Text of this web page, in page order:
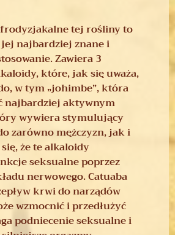
tej rośliny to
najbardziej znane i
Zawiera 3
które, jak się uważa,
w tym „johimbe”, która
najbardziej aktywnym
wywiera stymulujący
zarówno mężczyzn, jak i
że te alkaloidy
seksualne poprzez
nerwowego. Catuaba
krwi do narządów
wzmocnić i przedłużyć
podniecenie seksualne i